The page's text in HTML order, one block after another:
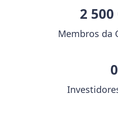
2 500
Membros da
0